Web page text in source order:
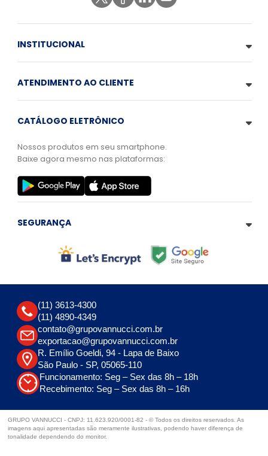
INSTITUCIONAL
ATENDIMENTO AO CLIENTE
CATÁLOGO ELETRÔNICO
Nossos produtos em seu smartphone.
Baixe agora mesmo nas plataformas:
SEGURANÇA
(11) 3613-4300
(11) 4890-4349
contato@grupovannucci.com.br
exportacao@grupovannucci.com.br
R. Emílio Goeldi, 94 - Lapa de Baixo
São Paulo - SP, 05065-110
Funcionamento: Seg – Sex das 8h – 18h
Recebimento: Seg – Sex das 8h – 16h
GRUPO VANNUCCI - CNPJ: 11.623.920/0001-82 - © Todos os direitos reservados. As
imagens aqui apresentadas são meramente ilustrativas, podendo haver diferença de
tonalidade dependendo do monitor.